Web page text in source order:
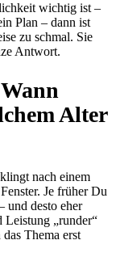
wichtig ist –
Plan – dann ist
zu schmal. Sie
Antwort.
Alter
nach einem
Je früher Du
und desto eher
Leistung „runder“
Thema erst